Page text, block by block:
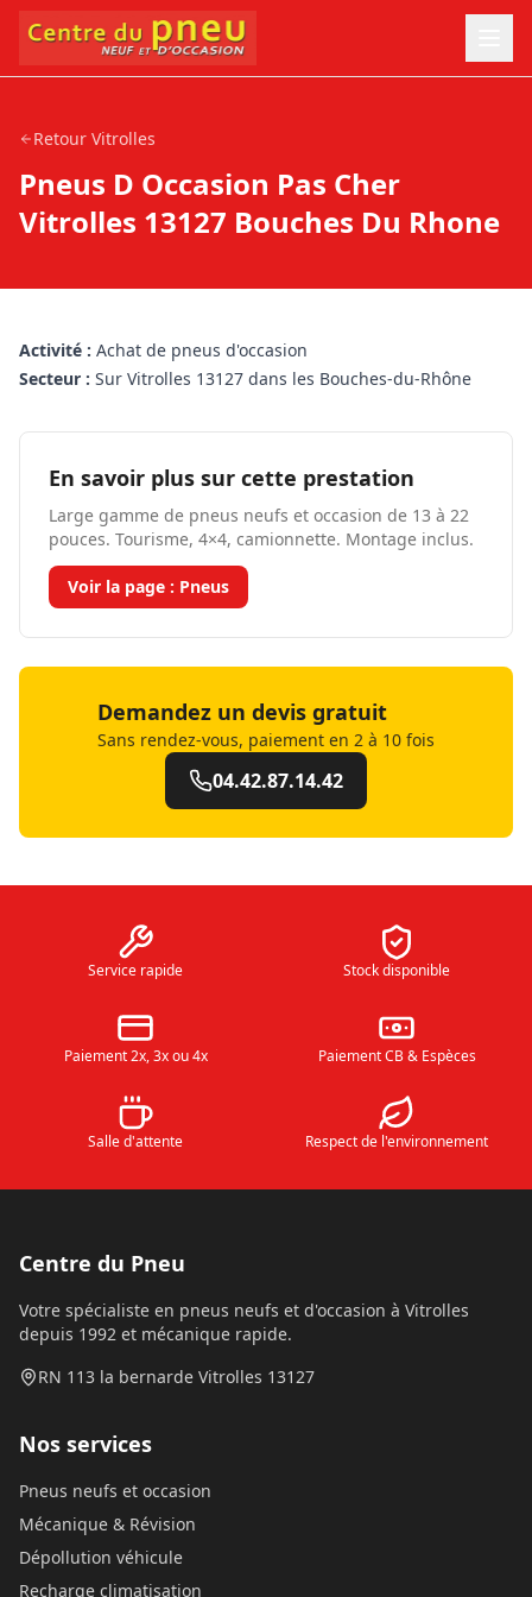
Retour Vitrolles
Pneus D Occasion Pas Cher
Vitrolles 13127 Bouches Du Rhone
Activité : Achat de pneus d'occasion
Secteur : Sur Vitrolles 13127 dans les Bouches-du-Rhône
En savoir plus sur cette prestation
Large gamme de pneus neufs et occasion de 13 à 22
pouces. Tourisme, 4×4, camionnette. Montage inclus.
Voir la page : Pneus
Demandez un devis gratuit
Sans rendez-vous, paiement en 2 à 10 fois
04.42.87.14.42
Service rapide Stock disponible
Paiement 2x, 3x ou 4x Paiement CB & Espèces
Salle d'attente Respect de l'environnement
Centre du Pneu
Votre spécialiste en pneus neufs et d'occasion à Vitrolles
depuis 1992 et mécanique rapide.
RN 113 la bernarde Vitrolles 13127
Nos services
Pneus neufs et occasion
Mécanique & Révision
Dépollution véhicule
Recharge climatisation